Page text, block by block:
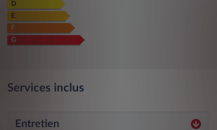
D
E
F
G
Services inclus
Entretien